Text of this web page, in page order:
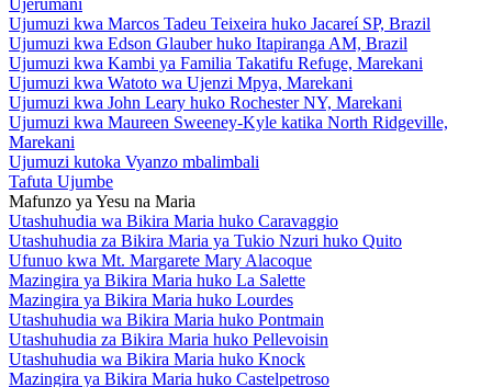
Ujumuzi kwa Marcos Tadeu Teixeira huko Jacareí SP, Brazil
Ujumuzi kwa Edson Glauber huko Itapiranga AM, Brazil
Ujumuzi kwa Kambi ya Familia Takatifu Refuge, Marekani
Ujumuzi kwa Watoto wa Ujenzi Mpya, Marekani
Ujumuzi kwa John Leary huko Rochester NY, Marekani
Ujumuzi kwa Maureen Sweeney-Kyle katika North Ridgeville,
Marekani
Ujumuzi kutoka Vyanzo mbalimbali
Tafuta Ujumbe
Mafunzo ya Yesu na Maria
Utashuhudia wa Bikira Maria huko Caravaggio
Utashuhudia za Bikira Maria ya Tukio Nzuri huko Quito
Ufunuo kwa Mt. Margarete Mary Alacoque
Mazingira ya Bikira Maria huko La Salette
Mazingira ya Bikira Maria huko Lourdes
Utashuhudia wa Bikira Maria huko Pontmain
Utashuhudia za Bikira Maria huko Pellevoisin
Utashuhudia wa Bikira Maria huko Knock
Mazingira ya Bikira Maria huko Castelpetroso